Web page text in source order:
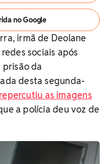
no Google
irmã de Deolane
sociais após
da
desta segunda-
repercutiu as imagens
a polícia deu voz de